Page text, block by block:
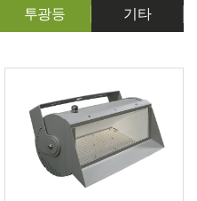
투광등 기타